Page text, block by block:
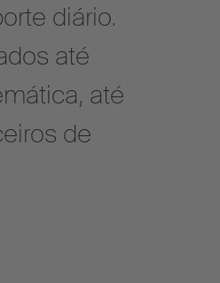
diário.
até
até
de